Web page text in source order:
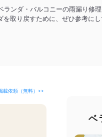
ンダ・バルコニーの雨漏り修
取り戻すために、ぜひ参考にし
載依頼（無料）>>
ベ